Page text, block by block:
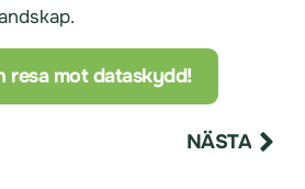
resa mot dataskydd!
NÄSTA